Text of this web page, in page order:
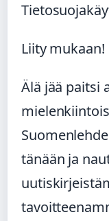
Liity mukaan!
Älä jää paitsi
tänään ja